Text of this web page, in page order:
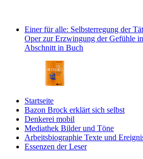
Einer für alle: Selbsterregung der
Oper zur Erzwingung der Gefühle
Abschnitt in Buch
Startseite
Bazon Brock erklärt sich selbst
Denkerei mobil
Mediathek Bilder und Töne
Arbeitsbiographie Texte und
Essenzen der Leser